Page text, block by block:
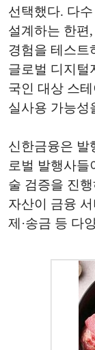
선택했다. 다
설계하는 한편
경험을 테스트
글로벌 디지털
국인 대상 스
실사용 가능성
신한금융은 발
로벌 발행사들
술 검증을 진
자산이 금융
제·송금 등 다